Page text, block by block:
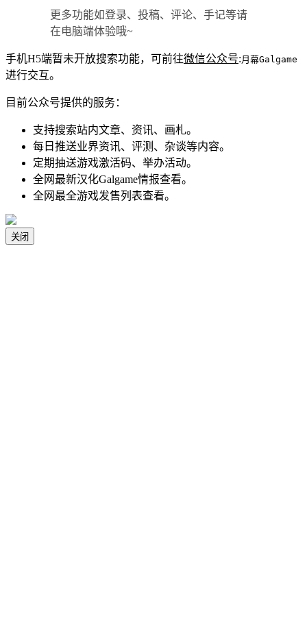
更多功能如登录、投稿、评论、手记等请
在电脑端体验哦~
手机H5端暂未开放搜索功能，可前往微信公众号: 月幕Galgame
进行交互。
目前公众号提供的服务：
支持搜索站内文章、资讯、画札。
每日推送业界资讯、评测、杂谈等内容。
定期抽送游戏激活码、举办活动。
全网最新汉化Galgame情报查看。
全网最全游戏发售列表查看。
关闭